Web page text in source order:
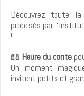
Découvrez toute
proposés par
!
📖 Heure du conte
Un moment
invitent petits et